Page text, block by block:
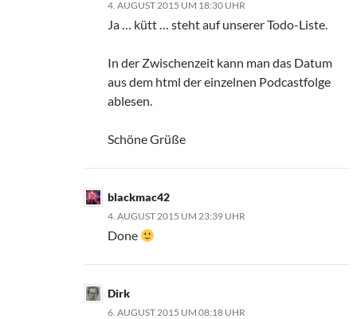
4. AUGUST 2015 UM 18:30 UHR
Ja … kütt … steht auf unserer Todo-Liste.
In der Zwischenzeit kann man das Datum
aus dem html der einzelnen Podcastfolge
ablesen.
Schöne Grüße
blackmac42
4. AUGUST 2015 UM 23:39 UHR
Done
Dirk
6. AUGUST 2015 UM 08:18 UHR